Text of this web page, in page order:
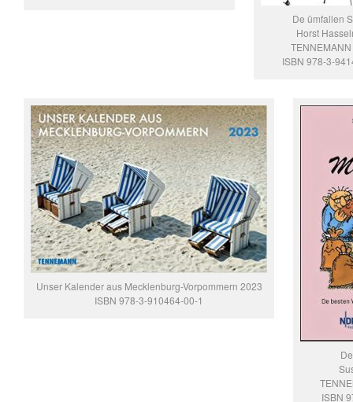
De ümfallen
Horst
ISBN 978-3-
Unser Kalender aus Mecklenburg-Vorpommern 2023
ISBN 978-3-910464-00-1
ISBN